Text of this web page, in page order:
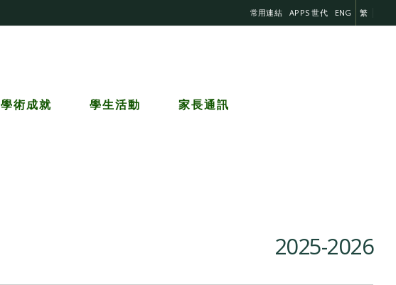
常用連結 APPS 世代 ENG 繁
學術成就 學生活動 家長通訊
2025-2026